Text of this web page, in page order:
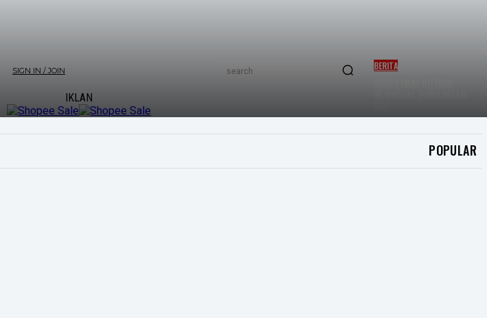
SIGN IN / JOIN search
IKLAN
BERITA
POPULAR